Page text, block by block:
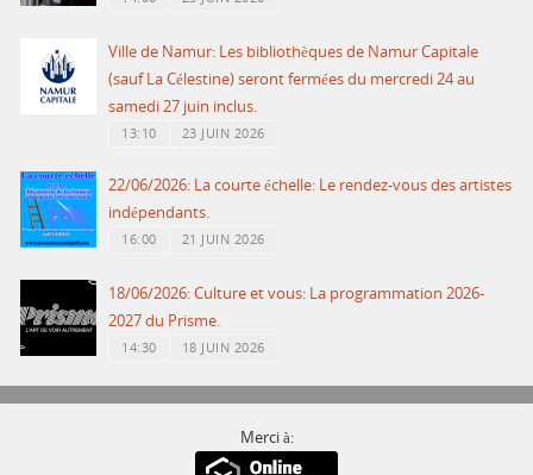
Ville de Namur: Les bibliothèques de Namur Capitale
(sauf La Célestine) seront fermées du mercredi 24 au
samedi 27 juin inclus.
13:10 23 JUIN 2026
22/06/2026: La courte échelle: Le rendez-vous des artistes
indépendants.
16:00 21 JUIN 2026
18/06/2026: Culture et vous: La programmation 2026-
2027 du Prisme.
14:30 18 JUIN 2026
Merci à: